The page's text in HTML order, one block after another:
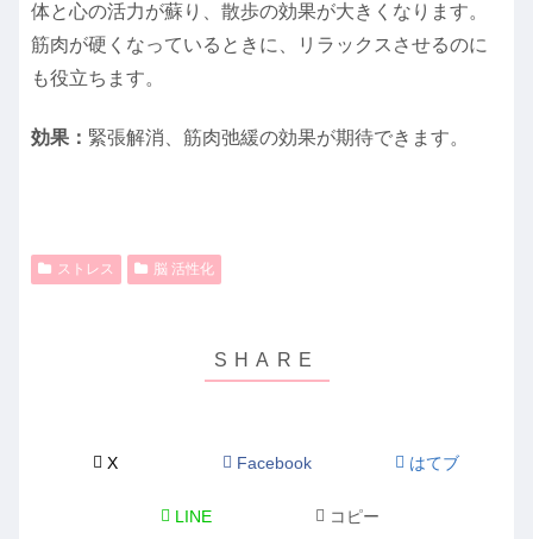
体と心の活力が蘇り、散歩の効果が大きくなります。
筋肉が硬くなっているときに、リラックスさせるのに
も役立ちます。
効果： 緊張解消、筋肉弛緩の効果が期待できます。
ストレス 脳 活性化
X Facebook はてブ
LINE コピー